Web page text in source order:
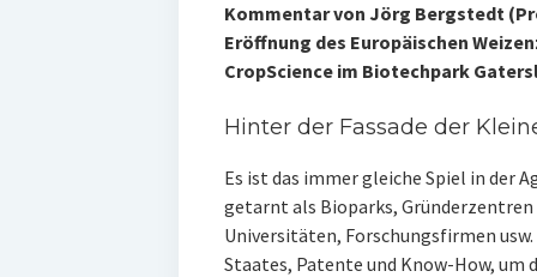
Kommentar von Jörg Bergstedt
Eröffnung des Europäischen
CropScience im Biotechpark
Hinter der Fassade der
Es ist das immer gleiche Spiel in der
getarnt als Bioparks,
Universitäten, Forschungsfirmen
Staates, Patente und Know-How, um